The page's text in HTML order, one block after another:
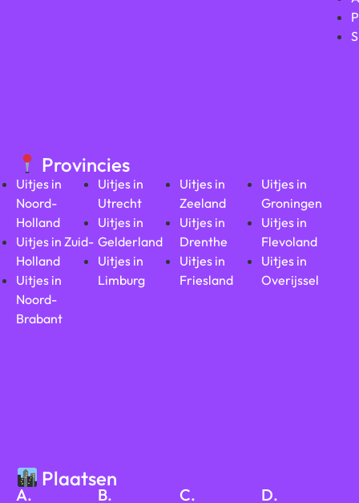
Provincies
Uitjes in
Noord-
Holland
Uitjes in Zuid-
Holland
Uitjes in
Noord-
Brabant
Uitjes in
Utrecht
Uitjes in
Gelderland
Uitjes in
Limburg
Uitjes in
Zeeland
Uitjes in
Drenthe
Uitjes in
Friesland
Uitjes in
Groningen
Uitjes in
Flevoland
Uitjes in
Overijssel
Plaatsen
A. B. C. D.